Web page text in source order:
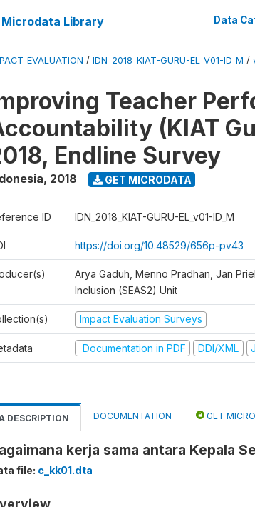
Microdata Library Data
/ IDN_2018_KIAT-GURU-EL_V01-ID_M /
Teacher
(KIAT
Endline Survey
, 2018 GET MICRODATA
ID IDN_2018_KIAT-GURU-EL_v01-ID_M
https://doi.org/10.48529/656p-pv43
Arya Gaduh, Menno Pradhan, Jan
Inclusion (SEAS2) Unit
Impact Evaluation Surveys
Documentation in PDF DDI/XML
DESCRIPTION DOCUMENTATION GET
kerja sama antara Kepala
file: c_kk01.dta